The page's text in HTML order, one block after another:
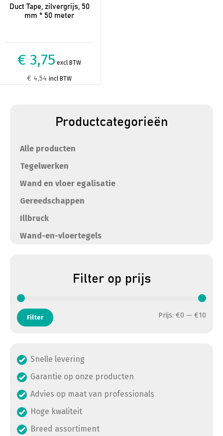
Duct Tape, zilvergrijs, 50
mm * 50 meter
€ 3,75 excl BTW
€ 4,54 incl BTW
Productcategorieën
Alle producten
Tegelwerken
Wand en vloer egalisatie
Gereedschappen
Illbruck
Wand-en-vloertegels
Filter op prijs
Filter Prijs: €0 — €10
Snelle levering
Garantie op onze producten
Advies op maat van professionals
Hoge kwaliteit
Breed assortiment